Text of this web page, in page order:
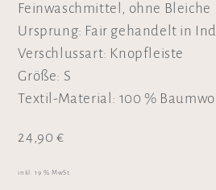
Feinwaschmittel, ohne Bleiche
Ursprung: Fair gehandelt in
Verschlussart: Knopfleiste
Größe: S
Textil-Material: 100 %
24,90 €
inkl. 19 % MwSt.